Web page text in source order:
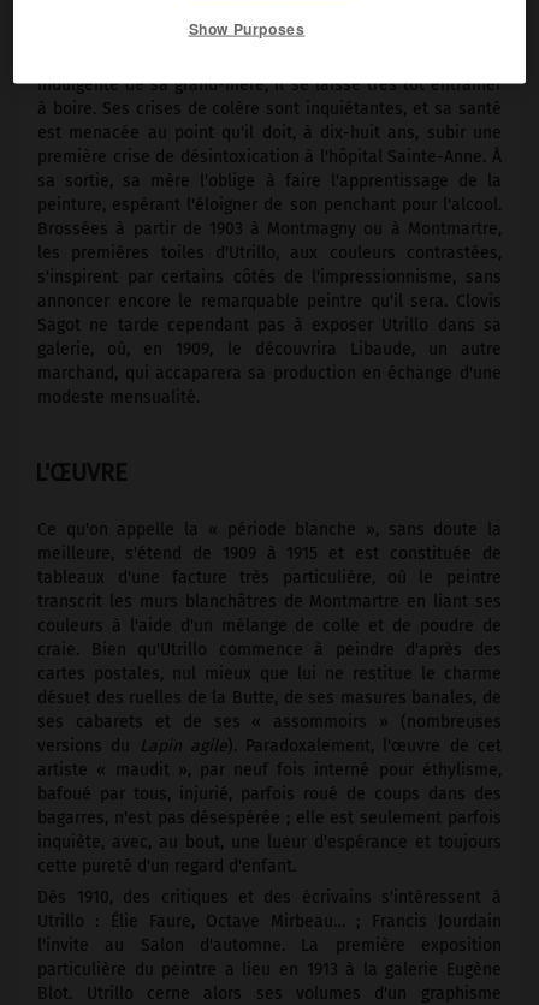
divers métiers que son beau-père, Paul Moussis, essaie de
indulgente de sa grand-mère, il se laisse très tôt entraîner
à boire. Ses crises de colère sont inquiétantes, et sa santé
est menacée au point qu'il doit, à dix-huit ans, subir une
première crise de désintoxication à l'hôpital Sainte-Anne. À
sa sortie, sa mère l'oblige à faire l'apprentissage de la
peinture, espérant l'éloigner de son penchant pour l'alcool.
Brossées à partir de 1903 à Montmagny ou à Montmartre,
les premières toiles d'Utrillo, aux couleurs contrastées,
s'inspirent par certains côtés de l'impressionnisme, sans
annoncer encore le remarquable peintre qu'il sera. Clovis
Sagot ne tarde cependant pas à exposer Utrillo dans sa
galerie, où, en 1909, le découvrira Libaude, un autre
marchand, qui accaparera sa production en échange d'une
modeste mensualité.
L'ŒUVRE
Ce qu'on appelle la « période blanche », sans doute la
meilleure, s'étend de 1909 à 1915 et est constituée de
tableaux d'une facture très particulière, où le peintre
transcrit les murs blanchâtres de Montmartre en liant ses
couleurs à l'aide d'un mélange de colle et de poudre de
craie. Bien qu'Utrillo commence à peindre d'après des
cartes postales, nul mieux que lui ne restitue le charme
désuet des ruelles de la Butte, de ses masures banales, de
ses cabarets et de ses « assommoirs » (nombreuses
versions du
Lapin agile). Paradoxalement, l'œuvre de cet
artiste « maudit », par neuf fois interné pour éthylisme,
bafoué par tous, injurié, parfois roué de coups dans des
bagarres, n'est pas désespérée ; elle est seulement parfois
inquiète, avec, au bout, une lueur d'espérance et toujours
cette pureté d'un regard d'enfant.
Dès 1910, des critiques et des écrivains s'intéressent à
Utrillo : Élie Faure, Octave Mirbeau… ; Francis Jourdain
l'invite au Salon d'automne. La première exposition
particulière du peintre a lieu en 1913 à la galerie Eugène
Blot. Utrillo cerne alors ses volumes d'un graphisme
Show Purposes